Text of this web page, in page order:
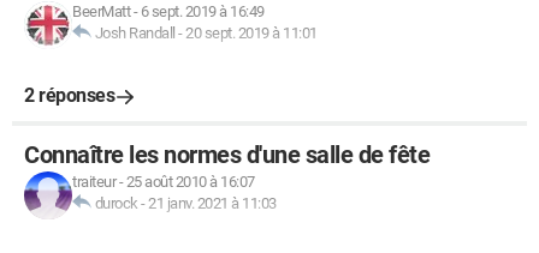
BeerMatt- 6 sept. 2019 à 16:49
Josh Randall -20 sept. 2019 à 11:01
2 réponses
Connaître les normes d'une salle de fête
traiteur-25 août 2010 à 16:07
durock -21 janv. 2021 à 11:03